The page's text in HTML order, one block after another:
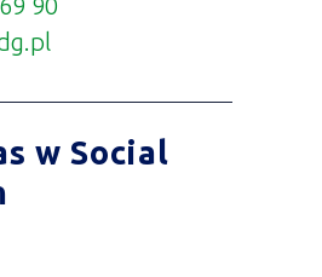
w Social